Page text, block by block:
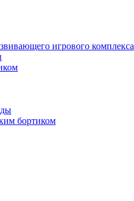
игрового комплекса
бортиком